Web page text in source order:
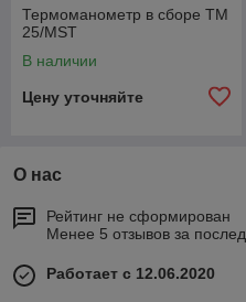
Термоманометр в сборе TM
25/MST
В наличии
Цену уточняйте
О нас
Рейтинг не сформирован
Менее 5 отзывов за
Работает с 12.06.2020